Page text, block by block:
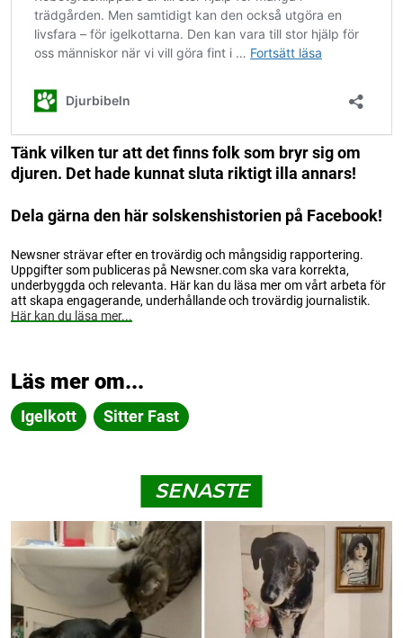
Tänk vilken tur att det finns folk som bryr sig om
djuren. Det hade kunnat sluta riktigt illa annars!
Dela gärna den här solskenshistorien på Facebook!
Newsner strävar efter en trovärdig och mångsidig rapportering.
Uppgifter som publiceras på Newsner.com ska vara korrekta,
underbyggda och relevanta. Här kan du läsa mer om vårt arbeta för
att skapa engagerande, underhållande och trovärdig journalistik.
Här kan du läsa mer...
Läs mer om...
Igelkott Sitter Fast
SENASTE